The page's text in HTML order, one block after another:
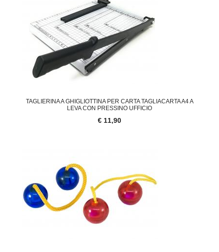
TAGLIERINA A GHIGLIOTTINA PER CARTA TAGLIACARTA A4 A
LEVA CON PRESSINO UFFICIO
€ 11,90